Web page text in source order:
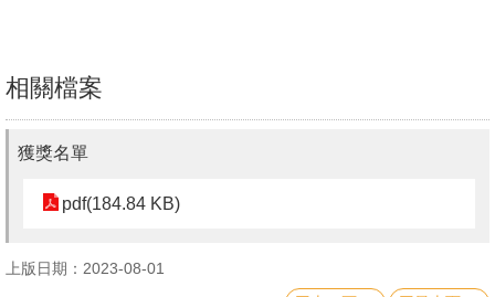
款
教
與
相關檔案
獲獎名單
pdf(184.84 KB)
上版日期：2023-08-01